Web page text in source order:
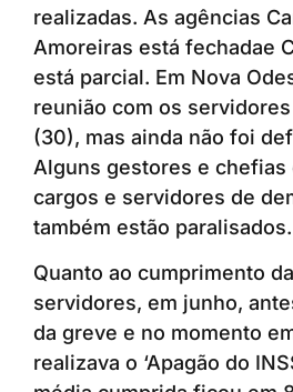
realizadas. As agências
Amoreiras está fechadae
está parcial. Em Nova
reunião com os
(30), mas ainda não foi
Alguns gestores e chefias
cargos e servidores de
também estão paralisados.
Quanto ao cumprimento
servidores, em junho,
da greve e no momento
realizava o ‘Apagão do